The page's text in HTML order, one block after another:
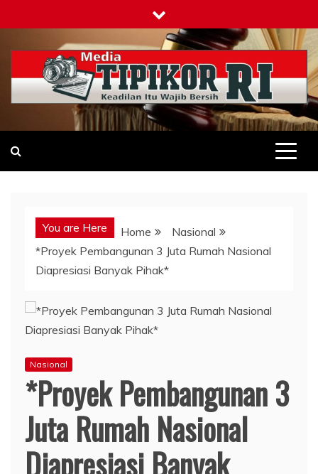
to
content
Tipikor-ri-online.my.id
Keadilan Itu Wajib Bersih
You are Here Home
Nasional
*Proyek Pembangunan 3 Juta Rumah Nasional
Diapresiasi Banyak Pihak*
Nasional
*Proyek Pembangunan 3
Juta Rumah Nasional
Diapresiasi Banyak